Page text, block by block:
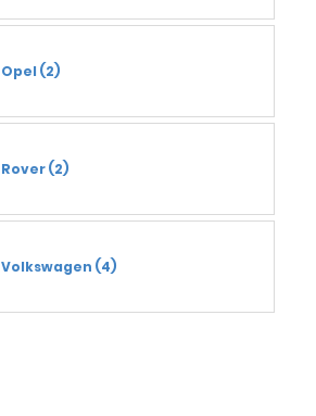
Opel (2)
Rover (2)
Volkswagen (4)